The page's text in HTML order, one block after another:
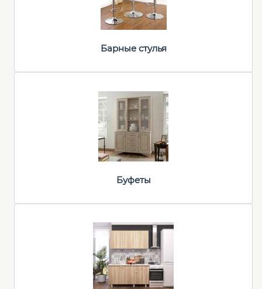
Барные стулья
Буфеты